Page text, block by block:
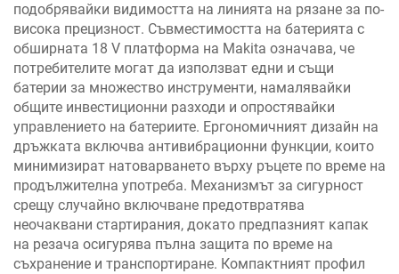
подобрявайки видимостта на линията на рязане за по-
висока прецизност. Съвместимостта на батерията с
обширната 18 V платформа на Makita означава, че
потребителите могат да използват едни и същи
батерии за множество инструменти, намалявайки
общите инвестиционни разходи и опростявайки
управлението на батериите. Ергономичният дизайн на
дръжката включва антивибрационни функции, които
минимизират натоварването върху ръцете по време на
продължителна употреба. Механизмът за сигурност
срещу случайно включване предотвратява
неочаквани стартирания, докато предпазният капак
на резача осигурява пълна защита по време на
съхранение и транспортиране. Компактният профил